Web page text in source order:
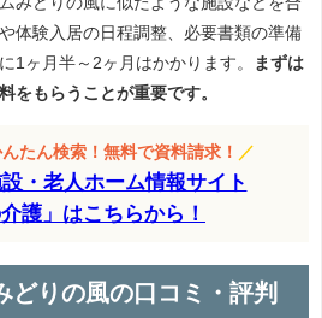
体験入居の日程調整、必要書類の準備
1ヶ月半～2ヶ月はかかります。
まずは
をもらうことが重要です。
たん検索！無料で資料請求！ ／
・老人ホーム情報サイト
護」はこちらから！
どりの風の口コミ・評判